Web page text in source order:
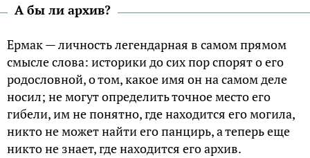
А бы ли архив?
Ермак — личность легендарная в самом прямом
смысле слова: историки до сих пор спорят о его
родословной, о том, какое имя он на самом деле
носил; не могут определить точное место его
гибели, им не понятно, где находится его могила,
никто не может найти его панцирь, а теперь еще
никто не знает, где находится его архив.